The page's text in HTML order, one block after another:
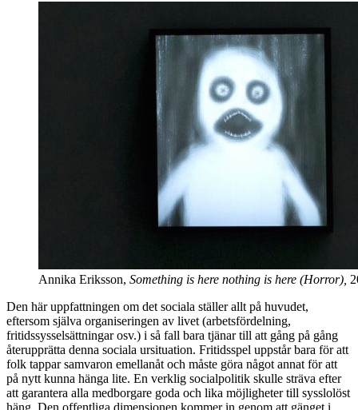
Annika Eriksson, Something is here nothing is here (Horror),
Den här uppfattningen om det sociala ställer allt på huvudet,
eftersom själva organiseringen av livet (arbetsfördelning,
fritidssysselsättningar osv.) i så fall bara tjänar till att gång på gång
återupprätta denna sociala ursituation. Fritidsspel uppstår bara för att
folk tappar samvaron emellanåt och måste göra något annat för att
på nytt kunna hänga lite. En verklig socialpolitik skulle sträva efter
att garantera alla medborgare goda och lika möjligheter till sysslolöst
häng. Den offentliga dimensionen kommer in genom att gänget i